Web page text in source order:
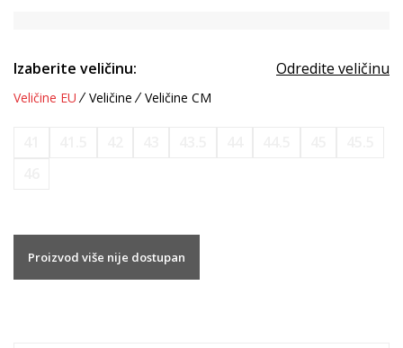
Izaberite veličinu: Odredite veličinu
Veličine EU Veličine Veličine CM
Proizvod više nije dostupan